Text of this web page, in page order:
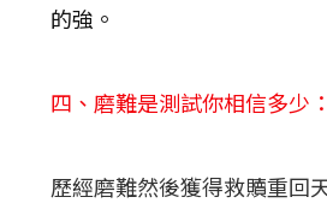
的強。
四、磨難是測試你相信多少：
歷經磨難然後獲得救贖重回